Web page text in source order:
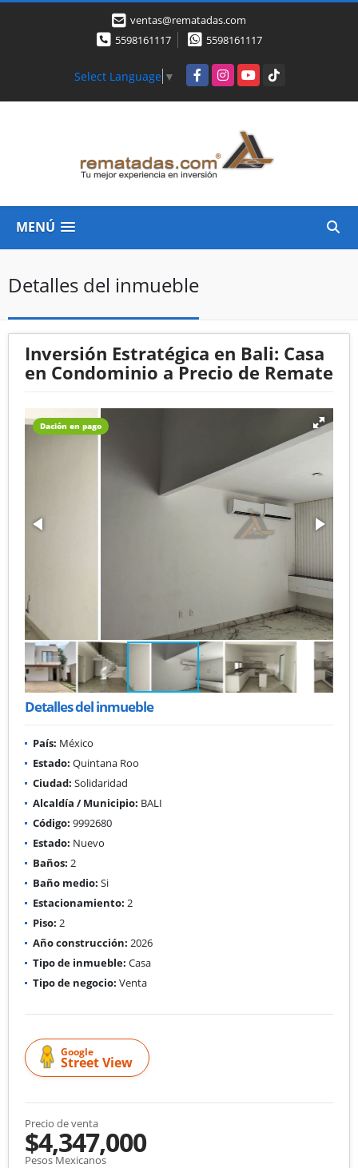
ventas@rematadas.com
5598161117
5598161117
Select Language ▼ FacebookInstagramYouTubeTikTok
MENÚ
Detalles del inmueble
Inversión Estratégica en Bali: Casa
en Condominio a Precio de Remate
Dación en pago
Detalles del inmueble
País: México
Estado: Quintana Roo
Ciudad: Solidaridad
Alcaldía / Municipio: BALI
Código: 9992680
Estado: Nuevo
Baños: 2
Baño medio: Si
Estacionamiento: 2
Piso: 2
Año construcción: 2026
Tipo de inmueble: Casa
Tipo de negocio: Venta
Google
Street View
Precio de venta
$4,347,000
Pesos Mexicanos